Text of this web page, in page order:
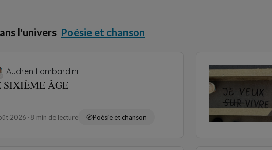
l'univers Poésie et chanson
Audren Lombardini
SIXIÈME ÂGE
2026 8 min de lecture Poésie et chanson